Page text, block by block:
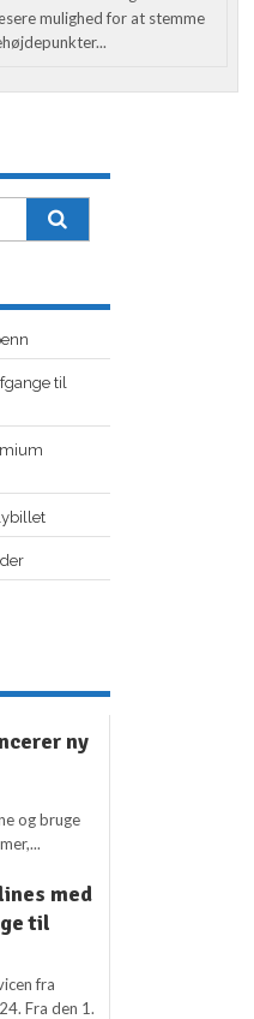
mulighed for at stemme
til
ny
og bruge
med
til
fra
Fra den 1.